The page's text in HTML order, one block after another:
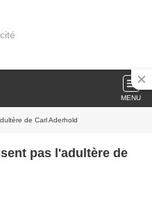
MENU
de Carl Aderhold
pas l'adultère de